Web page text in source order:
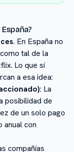
. En España no
tal de la
Lo que sí
a esa idea:
: La
posibilidad de
de un solo pago
anual con
compañías